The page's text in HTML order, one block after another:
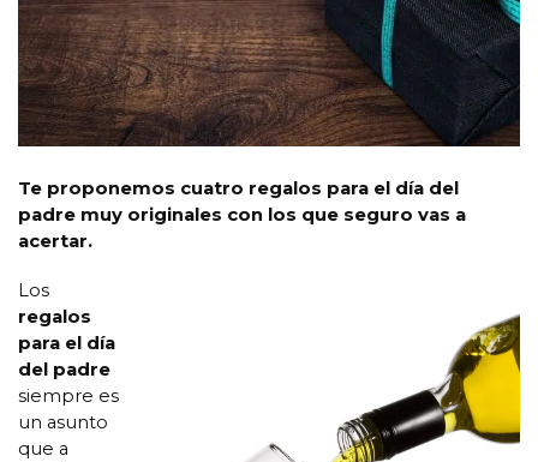
Te proponemos cuatro regalos para el día del
padre muy originales con los que seguro vas a
acertar.
Los
regalos
para el día
del padre
siempre es
un asunto
que a